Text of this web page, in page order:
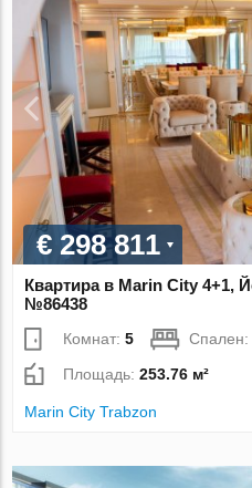
€ 298 811
Квартира в Marin City 4+1,
№86438
Комнат:5
Площадь:253.76 м²
Marin City Trabzon